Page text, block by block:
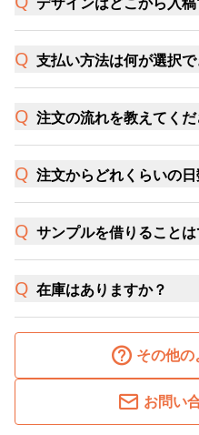
支払い方法は何が選択
注文の流れを教えてく
注文からどれくらいの
サンプルを借りること
在庫はありますか？
その他
お問い